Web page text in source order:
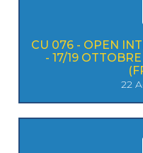
CU 076 - OPEN
- 17/19
22